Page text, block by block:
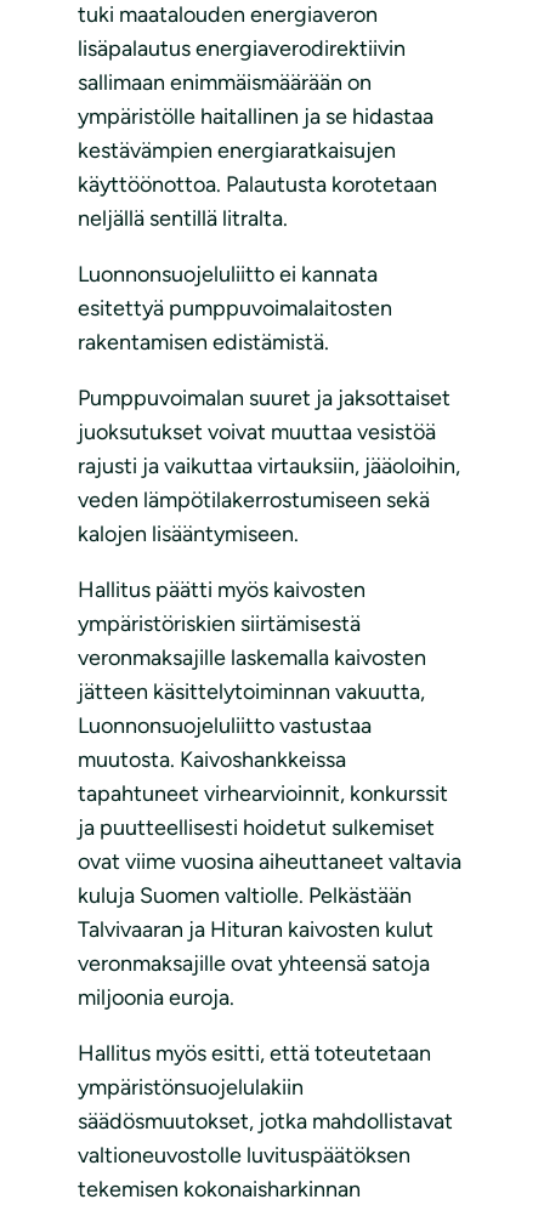
tuki maatalouden energiaveron
lisäpalautus energiaverodirektiivin
sallimaan enimmäismäärään on
ympäristölle haitallinen ja se hidastaa
kestävämpien energiaratkaisujen
käyttöönottoa. Palautusta korotetaan
neljällä sentillä litralta.
Luonnonsuojeluliitto ei kannata
esitettyä pumppuvoimalaitosten
rakentamisen edistämistä.
Pumppuvoimalan suuret ja jaksottaiset
juoksutukset voivat muuttaa vesistöä
rajusti ja vaikuttaa virtauksiin, jääoloihin,
veden lämpötilakerrostumiseen sekä
kalojen lisääntymiseen.
Hallitus päätti myös kaivosten
ympäristöriskien siirtämisestä
veronmaksajille laskemalla kaivosten
jätteen käsittelytoiminnan vakuutta,
Luonnonsuojeluliitto vastustaa
muutosta. Kaivoshankkeissa
tapahtuneet virhearvioinnit, konkurssit
ja puutteellisesti hoidetut sulkemiset
ovat viime vuosina aiheuttaneet valtavia
kuluja Suomen valtiolle. Pelkästään
Talvivaaran ja Hituran kaivosten kulut
veronmaksajille ovat yhteensä satoja
miljoonia euroja.
Hallitus myös esitti, että toteutetaan
ympäristönsuojelulakiin
säädösmuutokset, jotka mahdollistavat
valtioneuvostolle luvituspäätöksen
tekemisen kokonaisharkinnan